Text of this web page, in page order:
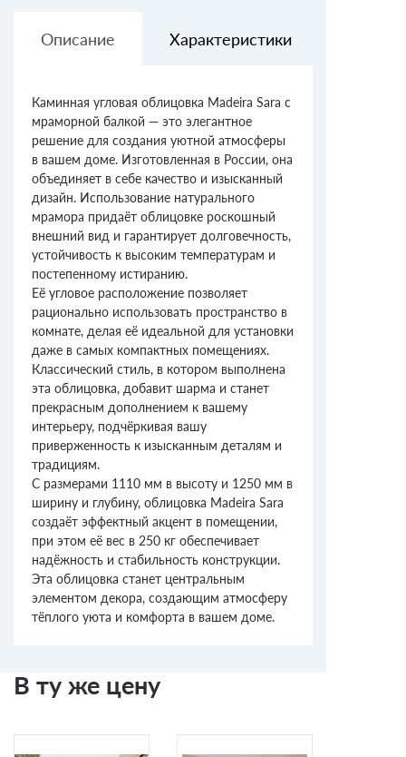
Описание Характеристики
Каминная угловая облицовка Madeira Sara с
мраморной балкой — это элегантное
решение для создания уютной атмосферы
в вашем доме. Изготовленная в России, она
объединяет в себе качество и изысканный
дизайн. Использование натурального
мрамора придаёт облицовке роскошный
внешний вид и гарантирует долговечность,
устойчивость к высоким температурам и
постепенному истиранию.
Её угловое расположение позволяет
рационально использовать пространство в
комнате, делая её идеальной для установки
даже в самых компактных помещениях.
Классический стиль, в котором выполнена
эта облицовка, добавит шарма и станет
прекрасным дополнением к вашему
интерьеру, подчёркивая вашу
приверженность к изысканным деталям и
традициям.
С размерами 1110 мм в высоту и 1250 мм в
ширину и глубину, облицовка Madeira Sara
создаёт эффектный акцент в помещении,
при этом её вес в 250 кг обеспечивает
надёжность и стабильность конструкции.
Эта облицовка станет центральным
элементом декора, создающим атмосферу
тёплого уюта и комфорта в вашем доме.
В ту же цену